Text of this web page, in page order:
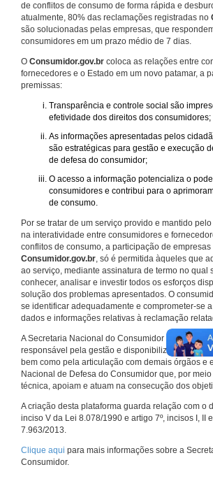
de conflitos de consumo de forma rápida e
atualmente, 80% das reclamações registradas no
são solucionadas pelas empresas, que
consumidores em um prazo médio de 7 dias.
O Consumidor.gov.br coloca as relações entre
fornecedores e o Estado em um novo patamar, a
premissas:
Transparência e controle social são
efetividade dos direitos dos consumidores;
As informações apresentadas pelos
são estratégicas para gestão e execução
de defesa do consumidor;
O acesso a informação potencializa o
consumidores e contribui para o
de consumo.
Por se tratar de um serviço provido e mantido
na interatividade entre consumidores e
conflitos de consumo, a participação de empresas
Consumidor.gov.br, só é permitida àqueles que
ao serviço, mediante assinatura de termo no qual
conhecer, analisar e investir todos os esforços
solução dos problemas apresentados. O
se identificar adequadamente e comprometer-se
dados e informações relativas à reclamação
A Secretaria Nacional do Consumidor do
responsável pela gestão e disponibilização do
bem como pela articulação com demais órgãos e
Nacional de Defesa do Consumidor que, por
técnica, apoiam e atuam na consecução dos
A criação desta plataforma guarda relação com o
inciso V da Lei 8.078/1990 e artigo 7º, incisos I, II
7.963/2013.
Clique aqui para mais informações sobre a
Consumidor.